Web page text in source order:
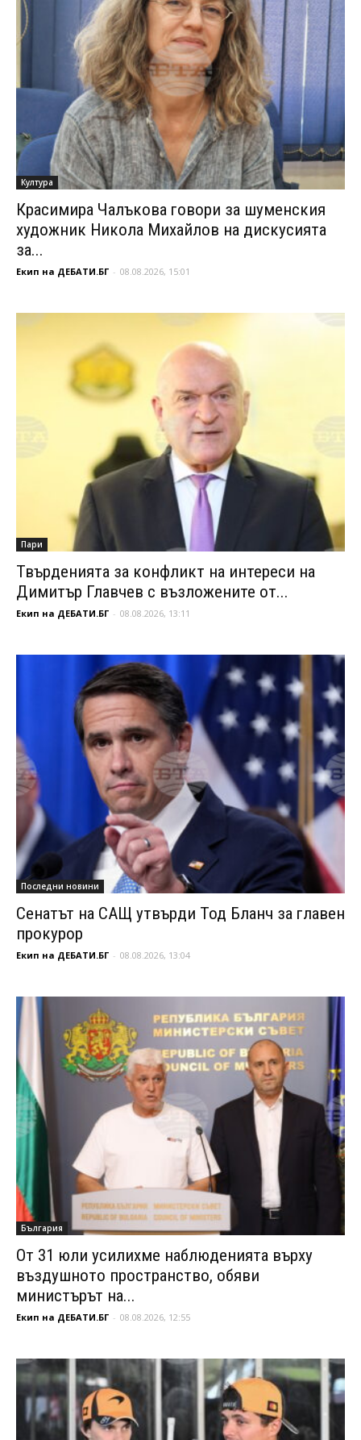
Култура
Красимира Чалъкова говори за шуменския
художник Никола Михайлов на дискусията
за...
Екип на ДЕБАТИ.БГ - 08.08.2026, 15:01
Пари
Твърденията за конфликт на интереси на
Димитър Главчев с възложените от...
Екип на ДЕБАТИ.БГ - 08.08.2026, 13:11
Последни новини
Сенатът на САЩ утвърди Тод Бланч за главен
прокурор
Екип на ДЕБАТИ.БГ - 08.08.2026, 13:04
България
От 31 юли усилихме наблюденията върху
въздушното пространство, обяви
министърът на...
Екип на ДЕБАТИ.БГ - 08.08.2026, 12:55